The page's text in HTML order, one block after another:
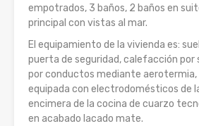
empotrados, 3 baños, 2 baños en
principal con vistas al mar.
El equipamiento de la vivienda es:
puerta de seguridad, calefacción por
por conductos mediante
equipada con electrodomésticos de
encimera de la cocina de cuarzo
en acabado lacado mate.